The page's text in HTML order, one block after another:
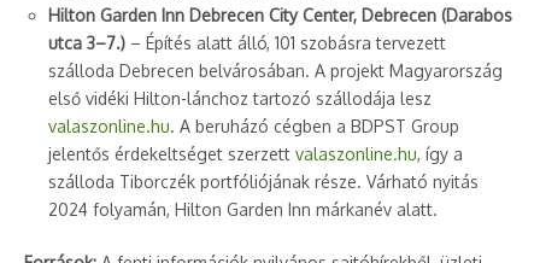
Hilton Garden Inn Debrecen City Center, Debrecen (Darabos
utca 3–7.) – Építés alatt álló, 101 szobásra tervezett
szálloda Debrecen belvárosában. A projekt Magyarország
első vidéki Hilton-lánchoz tartozó szállodája lesz
valaszonline.hu. A beruházó cégben a BDPST Group
jelentős érdekeltséget szerzett valaszonline.hu, így a
szálloda Tiborczék portfóliójának része. Várható nyitás
2024 folyamán, Hilton Garden Inn márkanév alatt.